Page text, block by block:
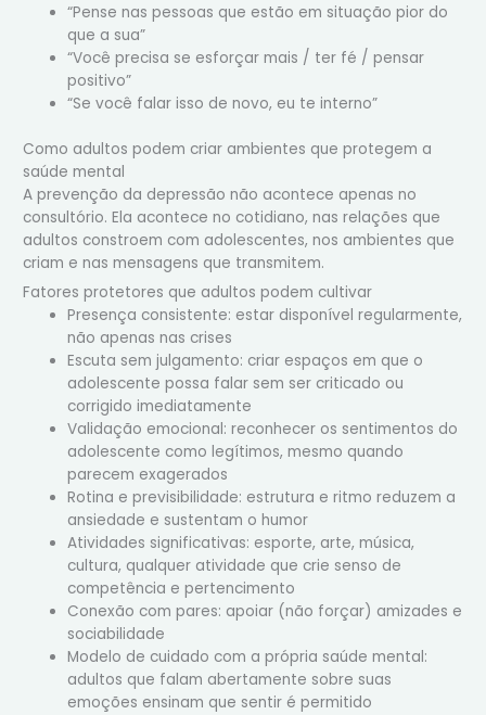
“Pense nas pessoas que estão em situação pior do
que a sua”
“Você precisa se esforçar mais / ter fé / pensar
positivo”
“Se você falar isso de novo, eu te interno”
Como adultos podem criar ambientes que protegem a
saúde mental
A prevenção da depressão não acontece apenas no
consultório. Ela acontece no cotidiano, nas relações que
adultos constroem com adolescentes, nos ambientes que
criam e nas mensagens que transmitem.
Fatores protetores que adultos podem cultivar
Presença consistente: estar disponível regularmente,
não apenas nas crises
Escuta sem julgamento: criar espaços em que o
adolescente possa falar sem ser criticado ou
corrigido imediatamente
Validação emocional: reconhecer os sentimentos do
adolescente como legítimos, mesmo quando
parecem exagerados
Rotina e previsibilidade: estrutura e ritmo reduzem a
ansiedade e sustentam o humor
Atividades significativas: esporte, arte, música,
cultura, qualquer atividade que crie senso de
competência e pertencimento
Conexão com pares: apoiar (não forçar) amizades e
sociabilidade
Modelo de cuidado com a própria saúde mental:
adultos que falam abertamente sobre suas
emoções ensinam que sentir é permitido